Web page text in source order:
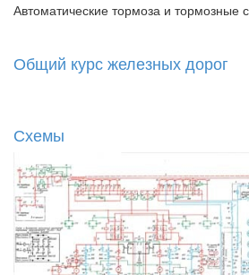
Автоматические тормоза и тормозные
Общий курс железных дорог
Схемы